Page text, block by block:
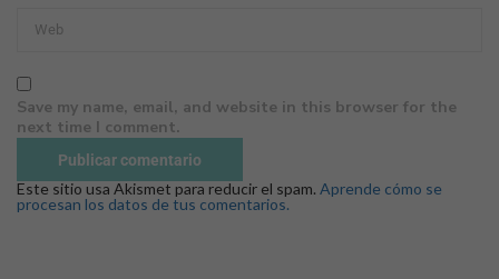
Save my name, email, and website in this browser for the
next time I comment.
Este sitio usa Akismet para reducir el spam. Aprende cómo se
procesan los datos de tus comentarios.